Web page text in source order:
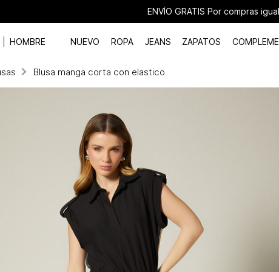
ENVÍO GRATIS Por compras
HOMBRE NUEVO ROPA JEANS ZAPATOS
Blusa manga corta con elastico